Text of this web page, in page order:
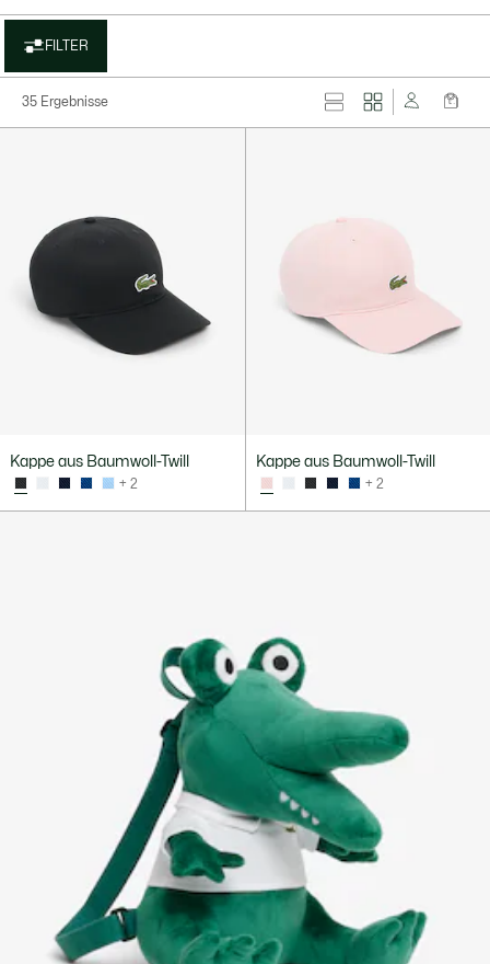
FILTER
35 Ergebnisse
Kappe aus Baumwoll-Twill
+ 2
Kappe aus Baumwoll-Twill
+ 2